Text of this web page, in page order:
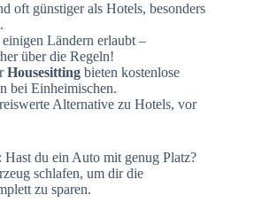
oft günstiger als Hotels, besonders
Ländern erlaubt –
über die Regeln!
Housesitting bieten kostenlose
bei Einheimischen.
Alternative zu Hotels, vor
du ein Auto mit genug Platz?
schlafen, um dir die
zu sparen.